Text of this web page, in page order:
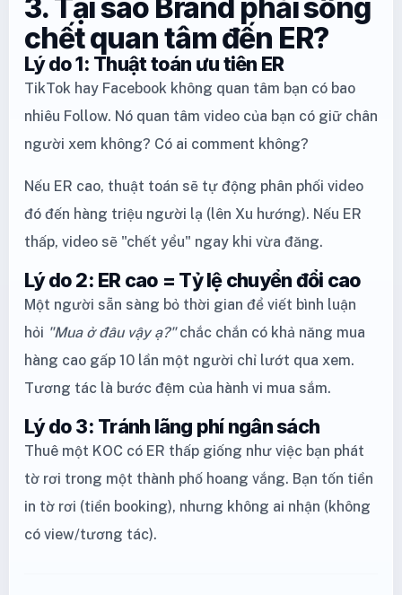
3. Tại sao Brand phải sống
chết quan tâm đến ER?
Lý do 1: Thuật toán ưu tiên ER
TikTok hay Facebook không quan tâm bạn có bao
nhiêu Follow. Nó quan tâm video của bạn có giữ chân
người xem không? Có ai comment không?
Nếu ER cao, thuật toán sẽ tự động phân phối video
đó đến hàng triệu người lạ (lên Xu hướng). Nếu ER
thấp, video sẽ "chết yểu" ngay khi vừa đăng.
Lý do 2: ER cao = Tỷ lệ chuyển đổi cao
Một người sẵn sàng bỏ thời gian để viết bình luận
hỏi "Mua ở đâu vậy ạ?"chắc chắn có khả năng mua
hàng cao gấp 10 lần một người chỉ lướt qua xem.
Tương tác là bước đệm của hành vi mua sắm.
Lý do 3: Tránh lãng phí ngân sách
Thuê một KOC có ER thấp giống như việc bạn phát
tờ rơi trong một thành phố hoang vắng. Bạn tốn tiền
in tờ rơi (tiền booking), nhưng không ai nhận (không
có view/tương tác).